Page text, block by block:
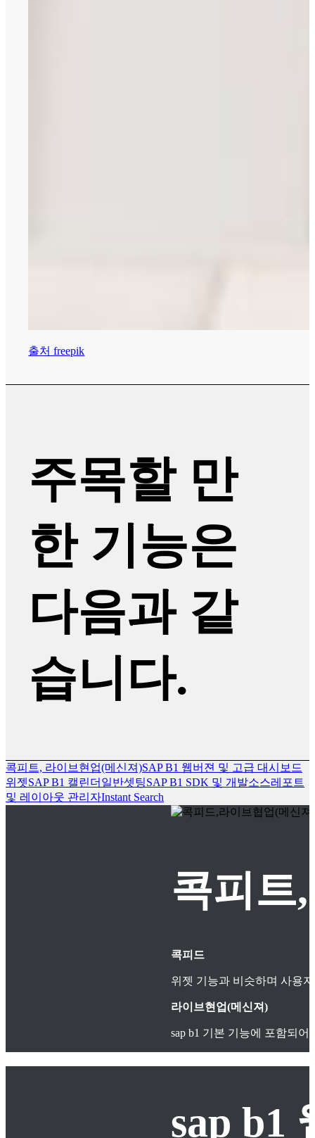
출처 freepik
주목할 만
한 기능은
다음과 같
습니다.
콕피트, 라이브현업(메신져)SAP B1 웹버젼 및 고급 대시보드
위젯SAP B1 캘린더 일반셋팅SAP B1 SDK 및 개발소스레포트
및 레이아웃 관리자Instant Search
콕피트
콕피드
위젯 기능과 비슷하며 사용
라이브현업(메신져)
sap b1 기본 기능에 포함되
sap b1